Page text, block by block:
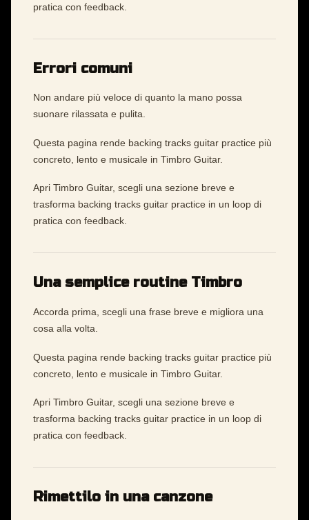
pratica con feedback.
Errori comuni
Non andare più veloce di quanto la mano possa
suonare rilassata e pulita.
Questa pagina rende backing tracks guitar practice più
concreto, lento e musicale in Timbro Guitar.
Apri Timbro Guitar, scegli una sezione breve e
trasforma backing tracks guitar practice in un loop di
pratica con feedback.
Una semplice routine Timbro
Accorda prima, scegli una frase breve e migliora una
cosa alla volta.
Questa pagina rende backing tracks guitar practice più
concreto, lento e musicale in Timbro Guitar.
Apri Timbro Guitar, scegli una sezione breve e
trasforma backing tracks guitar practice in un loop di
pratica con feedback.
Rimettilo in una canzone